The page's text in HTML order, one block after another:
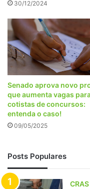
30/12/2024
Senado aprova novo
que aumenta vagas
cotistas de concursos:
entenda o caso!
09/05/2025
Posts Populares